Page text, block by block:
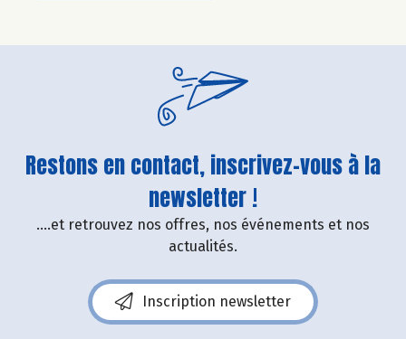
Restons en contact, inscrivez-vous à la
newsletter !
....et retrouvez nos offres, nos événements et nos
actualités.
Inscription newsletter